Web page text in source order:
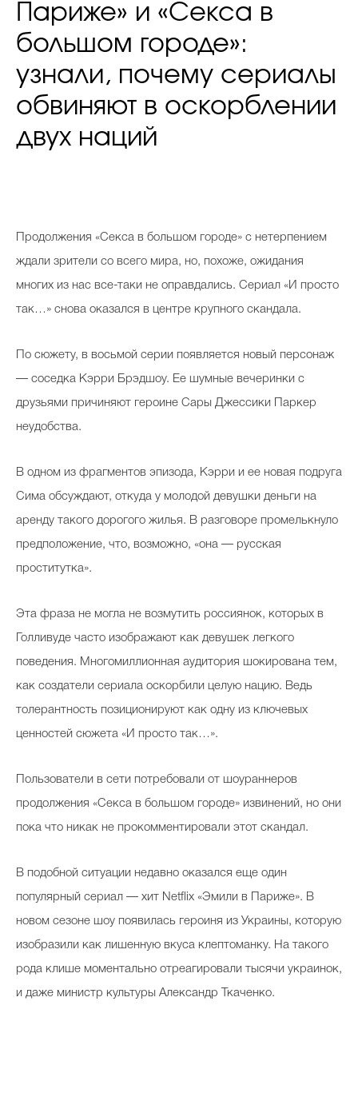
Париже» и «Секса в
большом городе»:
узнали, почему сериалы
обвиняют в оскорблении
двух наций
Продолжения «Секса в большом городе» с нетерпением
ждали зрители со всего мира, но, похоже, ожидания
многих из нас все-таки не оправдались. Сериал «И просто
так…» снова оказался в центре крупного скандала.
По сюжету, в восьмой серии появляется новый персонаж
— соседка Кэрри Брэдшоу. Ее шумные вечеринки с
друзьями причиняют героине Сары Джессики Паркер
неудобства.
В одном из фрагментов эпизода, Кэрри и ее новая подруга
Сима обсуждают, откуда у молодой девушки деньги на
аренду такого дорогого жилья. В разговоре промелькнуло
предположение, что, возможно, «она — русская
проститутка».
Эта фраза не могла не возмутить россиянок, которых в
Голливуде часто изображают как девушек легкого
поведения. Многомиллионная аудитория шокирована тем,
как создатели сериала оскорбили целую нацию. Ведь
толерантность позиционируют как одну из ключевых
ценностей сюжета «И просто так…».
Пользователи в сети потребовали от шоураннеров
продолжения «Секса в большом городе» извинений, но они
пока что никак не прокомментировали этот скандал.
В подобной ситуации недавно оказался еще один
популярный сериал — хит Netflix «Эмили в Париже». В
новом сезоне шоу появилась героиня из Украины, которую
изобразили как лишенную вкуса клептоманку. На такого
рода клише моментально отреагировали тысячи украинок,
и даже министр культуры Александр Ткаченко.